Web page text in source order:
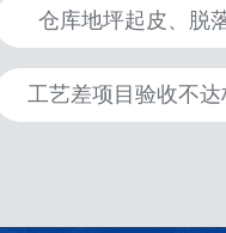
仓库地坪起皮、脱
工艺差项目验收不达